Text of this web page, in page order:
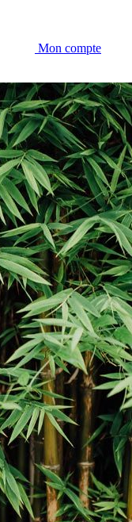
Mon compte